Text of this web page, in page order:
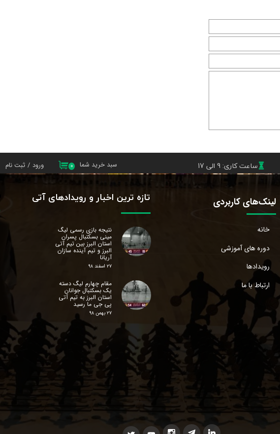
لینک‌های کاربردی
خانه
دوره های آموزشی
رویدادها
ارتباط با ما
تازه ترین اخبار و رویدادهای آتی
نتیجه بازی رسمی لیگ
مینی بسکتبال پسران
استان البرز‌ بین تیم آتی
البرز و تیم آینده سازان
آریانا
۲۷ اسفند ۹۸
مقام چهارم لیگ دسته
یک بسکتبال جوانان
استان البرز‌ به تیم آتی
پی جی ما رسید
۲۷ بهمن ۹۸
ورود / ثبت نام
تغییر گذر واژه
۰ سبد خرید شما ساعت کاری: 9 الی 17